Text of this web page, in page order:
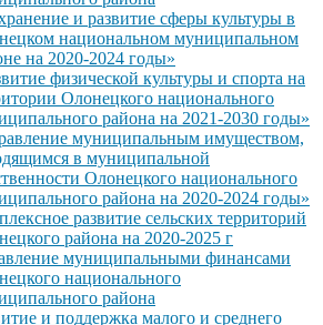
и развитие сферы культуры в
национальном муниципальном
на 2020-2024 годы»
физической культуры и спорта на
Олонецкого национального
района на 2021-2030 годы»
муниципальным имуществом,
в муниципальной
Олонецкого национального
района на 2020-2024 годы»
развитие сельских территорий
района на 2020-2025 г
муниципальными финансами
национального
района
и поддержка малого и среднего